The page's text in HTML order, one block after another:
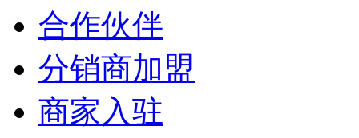
合作伙伴
分销商加盟
商家入驻